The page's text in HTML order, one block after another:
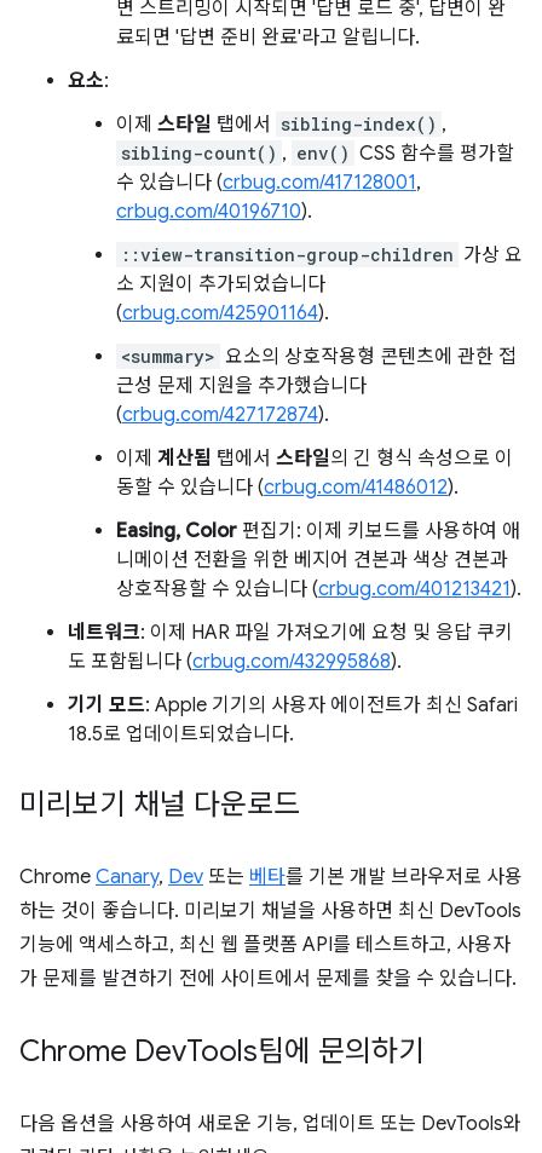
변 스트리밍이 시작되면 '답변 로드 중', 답변이 완
료되면 '답변 준비 완료'라고 알립니다.
요소:
이제 스타일 탭에서 sibling-index() ,
sibling-count() , env() CSS 함수를 평가할
수 있습니다 (crbug.com/417128001,
crbug.com/40196710).
::view-transition-group-children 가상 요
소 지원이 추가되었습니다
(crbug.com/425901164).
<summary> 요소의 상호작용형 콘텐츠에 관한 접
근성 문제 지원을 추가했습니다
(crbug.com/427172874).
이제 계산됨 탭에서 스타일의 긴 형식 속성으로 이
동할 수 있습니다 (crbug.com/41486012).
Easing, Color 편집기: 이제 키보드를 사용하여 애
니메이션 전환을 위한 베지어 견본과 색상 견본과
상호작용할 수 있습니다 (crbug.com/401213421).
네트워크: 이제 HAR 파일 가져오기에 요청 및 응답 쿠키
도 포함됩니다 (crbug.com/432995868).
기기 모드: Apple 기기의 사용자 에이전트가 최신 Safari
18.5로 업데이트되었습니다.
미리보기 채널 다운로드
Chrome Canary, Dev 또는 베타를 기본 개발 브라우저로 사용
하는 것이 좋습니다. 미리보기 채널을 사용하면 최신 DevTools
기능에 액세스하고, 최신 웹 플랫폼 API를 테스트하고, 사용자
가 문제를 발견하기 전에 사이트에서 문제를 찾을 수 있습니다.
Chrome DevTools팀에 문의하기
다음 옵션을 사용하여 새로운 기능, 업데이트 또는 DevTools와